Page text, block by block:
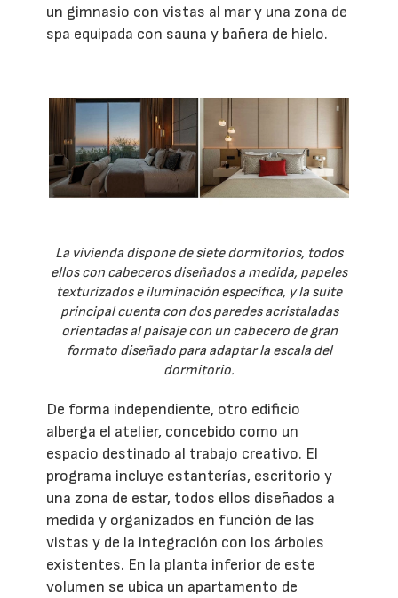
un gimnasio con vistas al mar y una zona de
spa equipada con sauna y bañera de hielo.
La vivienda dispone de siete dormitorios, todos
ellos con cabeceros diseñados a medida, papeles
texturizados e iluminación específica, y la suite
principal cuenta con dos paredes acristaladas
orientadas al paisaje con un cabecero de gran
formato diseñado para adaptar la escala del
dormitorio.
De forma independiente, otro edificio
alberga el atelier, concebido como un
espacio destinado al trabajo creativo. El
programa incluye estanterías, escritorio y
una zona de estar, todos ellos diseñados a
medida y organizados en función de las
vistas y de la integración con los árboles
existentes. En la planta inferior de este
volumen se ubica un apartamento de